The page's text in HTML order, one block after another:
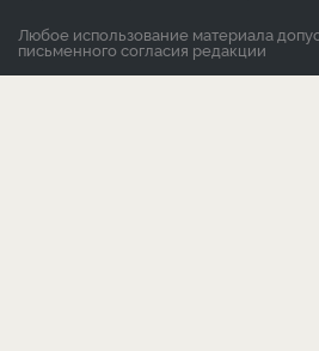
Любое использование материала
письменного согласия редакции